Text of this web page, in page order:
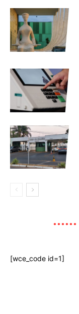
[wce_code id=1]